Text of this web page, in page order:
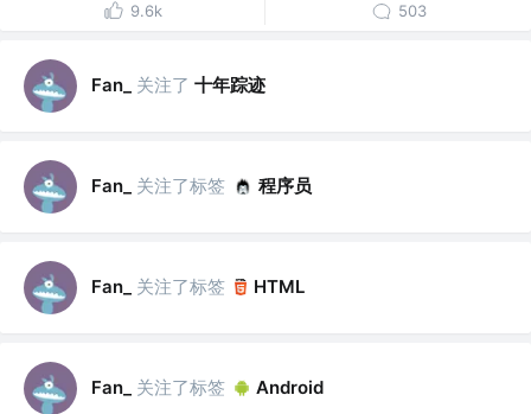
9.6k 503
Fan_ 关注了 十年踪迹
Fan_ 关注了标签 程序员
Fan_ 关注了标签 HTML
Fan_ 关注了标签 Android